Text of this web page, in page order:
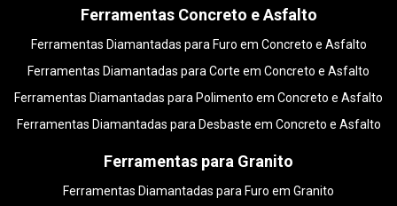
Ferramentas Concreto e Asfalto
Ferramentas Diamantadas para Furo em Concreto e Asfalto
Ferramentas Diamantadas para Corte em Concreto e Asfalto
Ferramentas Diamantadas para Polimento em Concreto e Asfalto
Ferramentas Diamantadas para Desbaste em Concreto e Asfalto
Ferramentas para Granito
Ferramentas Diamantadas para Furo em Granito